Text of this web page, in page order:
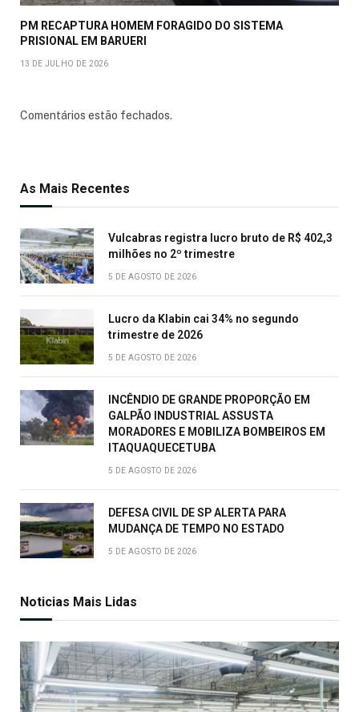
PM RECAPTURA HOMEM FORAGIDO DO SISTEMA
PRISIONAL EM BARUERI
13 DE JULHO DE 2026
Comentários estão fechados.
As Mais Recentes
Vulcabras registra lucro bruto de R$ 402,3
milhões no 2º trimestre
5 DE AGOSTO DE 2026
Lucro da Klabin cai 34% no segundo
trimestre de 2026
5 DE AGOSTO DE 2026
INCÊNDIO DE GRANDE PROPORÇÃO EM
GALPÃO INDUSTRIAL ASSUSTA
MORADORES E MOBILIZA BOMBEIROS EM
ITAQUAQUECETUBA
5 DE AGOSTO DE 2026
DEFESA CIVIL DE SP ALERTA PARA
MUDANÇA DE TEMPO NO ESTADO
5 DE AGOSTO DE 2026
Noticias Mais Lidas